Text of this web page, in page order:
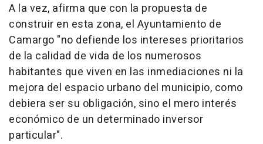
A la vez, afirma que con la propuesta de
construir en esta zona, el Ayuntamiento de
Camargo "no defiende los intereses prioritarios
de la calidad de vida de los numerosos
habitantes que viven en las inmediaciones ni la
mejora del espacio urbano del municipio, como
debiera ser su obligación, sino el mero interés
económico de un determinado inversor
particular".